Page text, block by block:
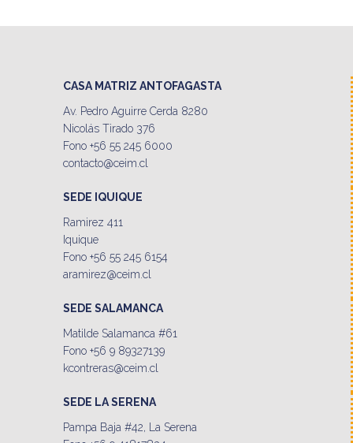
CASA MATRIZ ANTOFAGASTA
Av. Pedro Aguirre Cerda 8280
Nicolás Tirado 376
Fono +56 55 245 6000
contacto@ceim.cl
SEDE IQUIQUE
Ramirez 411
Iquique
Fono +56 55 245 6154
aramirez@ceim.cl
SEDE SALAMANCA
Matilde Salamanca #61
Fono +56 9 89327139
kcontreras@ceim.cl
SEDE LA SERENA
Pampa Baja #42, La Serena